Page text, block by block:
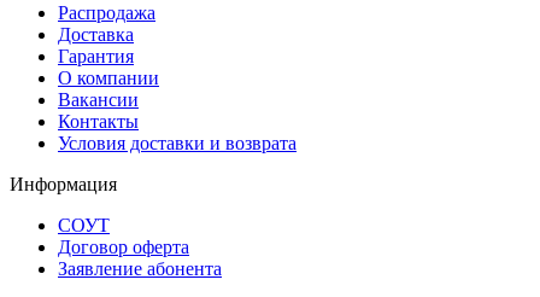
Распродажа
Доставка
Гарантия
О компании
Вакансии
Контакты
Условия доставки и возврата
Информация
СОУТ
Договор оферта
Заявление абонента